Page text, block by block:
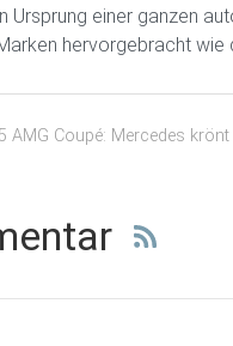
Ursprung einer ganzen
hervorgebracht wie
AMG Coupé: Mercedes krönt